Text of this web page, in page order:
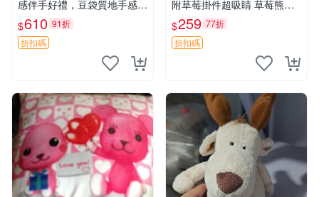
感伴手好禮，豆袋質地手感
佳，抱枕小熊 recom 推薦 白
色豆袋 玩具
$610 91折
折扣碼
附草莓掛件超吸睛 草莓熊手
提包 草莓掛件 可愛portunes
e
$259 77折
折扣碼